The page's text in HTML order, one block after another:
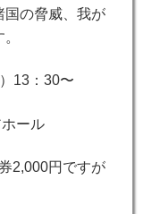
国の脅威、我が
13：30〜
ール
2,000円ですが